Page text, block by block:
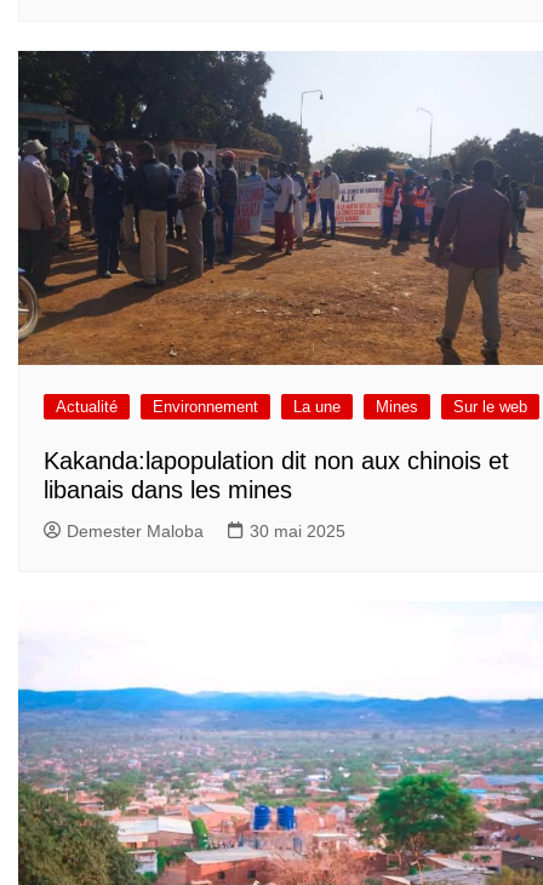
Actualité Environnement La une Mines Sur le web
Kakanda:lapopulation dit non aux chinois et
libanais dans les mines
Demester Maloba 30 mai 2025